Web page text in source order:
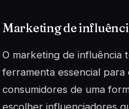
Marketing de
O marketing de influência
ferramenta essencial para
consumidores de uma
escolher influenciadores